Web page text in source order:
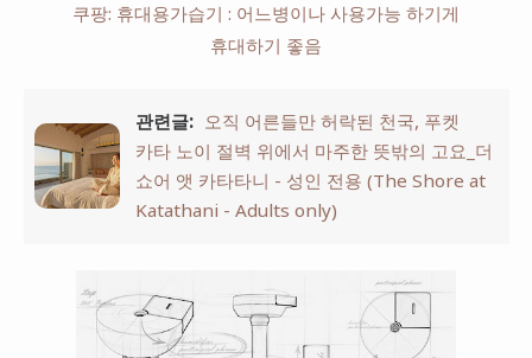
쿠팡: 휴대용가습기 : 어느병이나 사용가능 하기게
휴대하기 좋음
관련글: 오직 어른들만 허락된 천국, 푸켓
카타 노이 절벽 위에서 마주한 뜻밖의 고요_더
쇼어 앳 카타타니 - 성인 전용 (The Shore at
Katathani - Adults only)